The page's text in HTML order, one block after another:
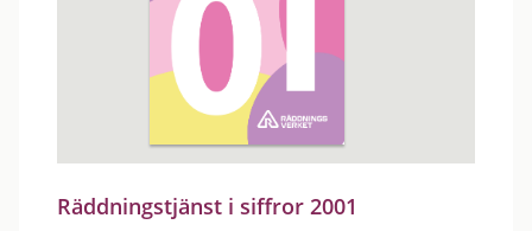
Räddningstjänst i siffror 2001